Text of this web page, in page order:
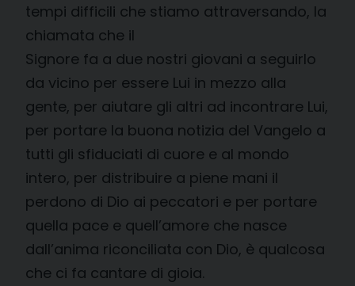
tempi difficili che stiamo attraversando, la
chiamata che il
Signore fa a due nostri giovani a seguirlo
da vicino per essere Lui in mezzo alla
gente, per aiutare gli altri ad incontrare Lui,
per portare la buona notizia del Vangelo a
tutti gli sfiduciati di cuore e al mondo
intero, per distribuire a piene mani il
perdono di Dio ai peccatori e per portare
quella pace e quell’amore che nasce
dall’anima riconciliata con Dio, è qualcosa
che ci fa cantare di gioia.